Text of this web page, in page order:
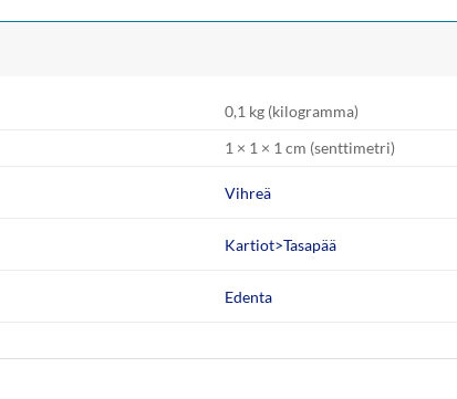
0,1 kg (kilogramma)
1 × 1 × 1 cm (senttimetri)
Vihreä
Kartiot>Tasapää
Edenta